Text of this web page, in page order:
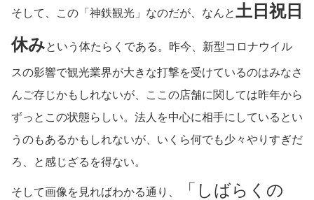
そして、この「神鉄観光」なのだが、なんと土日祝日
休みという体たらくである。昨今、新型コロナウイル
スの影響で観光業界が大きな打撃を受けているのはみなさ
んご存じかもしれないが、ここの店舗に関しては昨年から
ずっとこの状態らしい。法人を中心に相手にしているとい
うのもあるかもしれないが、いくら何でも少々やりすぎだ
ろ、と感じざるを得ない。
そして画像を見ればわかる通り、
「しばらくの